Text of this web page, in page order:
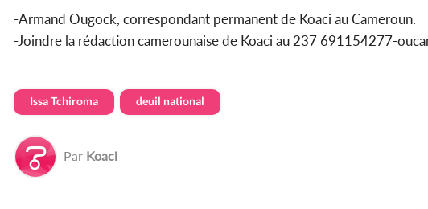
-Armand Ougock, correspondant permanent de Koaci au Cameroun.
-Joindre la rédaction camerounaise de Koaci au 237 691154277-
Issa Tchiroma deuil national
Par Koaci